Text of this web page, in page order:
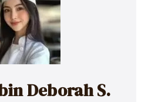
Deborah S.